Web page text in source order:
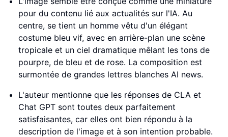
pour du contenu lié aux actualités sur l'IA. Au
centre, se tient un homme vêtu d'un élégant
costume bleu vif, avec en arrière-plan une scène
tropicale et un ciel dramatique mêlant les tons de
pourpre, de bleu et de rose. La composition est
surmontée de grandes lettres blanches AI news.
L'auteur mentionne que les réponses de CLA et
Chat GPT sont toutes deux parfaitement
satisfaisantes, car elles ont bien répondu à la
description de l'image et à son intention probable.